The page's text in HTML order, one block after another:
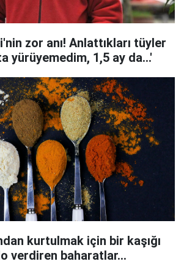
zor anı! Anlattıkları tüyler
yürüyemedim, 1,5 ay da...'
kurtulmak için bir kaşığı
verdiren baharatlar...